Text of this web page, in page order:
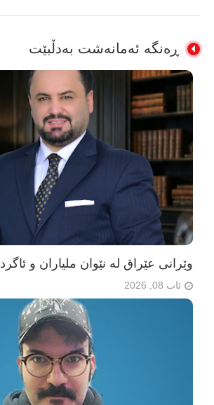
ڕەنگە ئەمانەشت بەدڵبێت
وێرانی عێراق لە نێوان ملیاران و ئاگردا
ئاب 08, 2026